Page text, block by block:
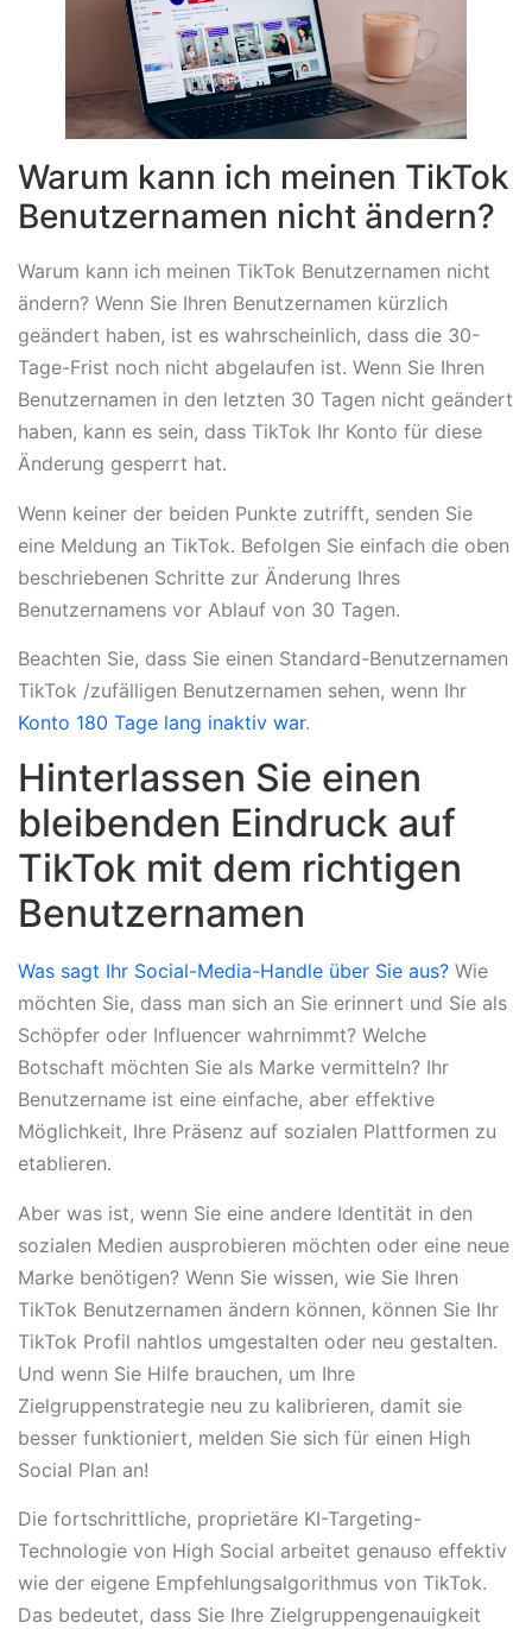
Warum kann ich meinen TikTok
Benutzernamen nicht ändern?
Warum kann ich meinen TikTok Benutzernamen nicht
ändern? Wenn Sie Ihren Benutzernamen kürzlich
geändert haben, ist es wahrscheinlich, dass die 30-
Tage-Frist noch nicht abgelaufen ist. Wenn Sie Ihren
Benutzernamen in den letzten 30 Tagen nicht geändert
haben, kann es sein, dass TikTok Ihr Konto für diese
Änderung gesperrt hat.
Wenn keiner der beiden Punkte zutrifft, senden Sie
eine Meldung an TikTok. Befolgen Sie einfach die oben
beschriebenen Schritte zur Änderung Ihres
Benutzernamens vor Ablauf von 30 Tagen.
Beachten Sie, dass Sie einen Standard-Benutzernamen
TikTok /zufälligen Benutzernamen sehen, wenn Ihr
Konto 180 Tage lang inaktiv war.
Hinterlassen Sie einen
bleibenden Eindruck auf
TikTok mit dem richtigen
Benutzernamen
Was sagt Ihr Social-Media-Handle über Sie aus? Wie
möchten Sie, dass man sich an Sie erinnert und Sie als
Schöpfer oder Influencer wahrnimmt? Welche
Botschaft möchten Sie als Marke vermitteln? Ihr
Benutzername ist eine einfache, aber effektive
Möglichkeit, Ihre Präsenz auf sozialen Plattformen zu
etablieren.
Aber was ist, wenn Sie eine andere Identität in den
sozialen Medien ausprobieren möchten oder eine neue
Marke benötigen? Wenn Sie wissen, wie Sie Ihren
TikTok Benutzernamen ändern können, können Sie Ihr
TikTok Profil nahtlos umgestalten oder neu gestalten.
Und wenn Sie Hilfe brauchen, um Ihre
Zielgruppenstrategie neu zu kalibrieren, damit sie
besser funktioniert, melden Sie sich für einen High
Social Plan an!
Die fortschrittliche, proprietäre KI-Targeting-
Technologie von High Social arbeitet genauso effektiv
wie der eigene Empfehlungsalgorithmus von TikTok.
Das bedeutet, dass Sie Ihre Zielgruppengenauigkeit